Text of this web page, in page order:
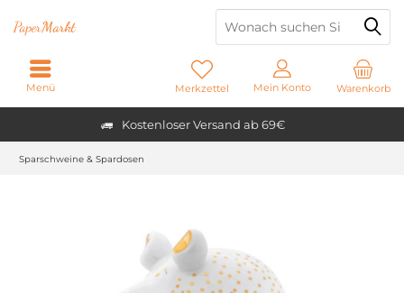
Kostenloser Versand ab 69€
PaperMarkt
Warenkorb
Merkzettel Mein Konto
Menü
Sparschweine & Spardosen